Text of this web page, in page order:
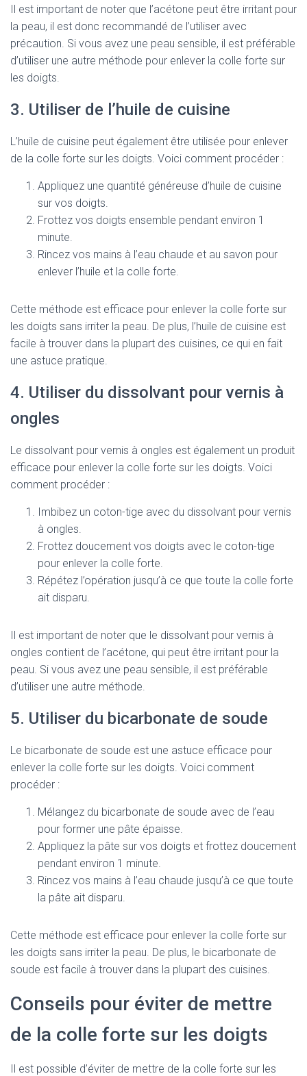
Il est important de noter que l’acétone peut être irritant pour
la peau, il est donc recommandé de l’utiliser avec
précaution. Si vous avez une peau sensible, il est préférable
d’utiliser une autre méthode pour enlever la colle forte sur
les doigts.
3. Utiliser de l’huile de cuisine
L’huile de cuisine peut également être utilisée pour enlever
de la colle forte sur les doigts. Voici comment procéder :
Appliquez une quantité généreuse d’huile de cuisine
sur vos doigts.
Frottez vos doigts ensemble pendant environ 1
minute.
Rincez vos mains à l’eau chaude et au savon pour
enlever l’huile et la colle forte.
Cette méthode est efficace pour enlever la colle forte sur
les doigts sans irriter la peau. De plus, l’huile de cuisine est
facile à trouver dans la plupart des cuisines, ce qui en fait
une astuce pratique.
4. Utiliser du dissolvant pour vernis à
ongles
Le dissolvant pour vernis à ongles est également un produit
efficace pour enlever la colle forte sur les doigts. Voici
comment procéder :
Imbibez un coton-tige avec du dissolvant pour vernis
à ongles.
Frottez doucement vos doigts avec le coton-tige
pour enlever la colle forte.
Répétez l’opération jusqu’à ce que toute la colle forte
ait disparu.
Il est important de noter que le dissolvant pour vernis à
ongles contient de l’acétone, qui peut être irritant pour la
peau. Si vous avez une peau sensible, il est préférable
d’utiliser une autre méthode.
5. Utiliser du bicarbonate de soude
Le bicarbonate de soude est une astuce efficace pour
enlever la colle forte sur les doigts. Voici comment
procéder :
Mélangez du bicarbonate de soude avec de l’eau
pour former une pâte épaisse.
Appliquez la pâte sur vos doigts et frottez doucement
pendant environ 1 minute.
Rincez vos mains à l’eau chaude jusqu’à ce que toute
la pâte ait disparu.
Cette méthode est efficace pour enlever la colle forte sur
les doigts sans irriter la peau. De plus, le bicarbonate de
soude est facile à trouver dans la plupart des cuisines.
Conseils pour éviter de mettre
de la colle forte sur les doigts
Il est possible d’éviter de mettre de la colle forte sur les